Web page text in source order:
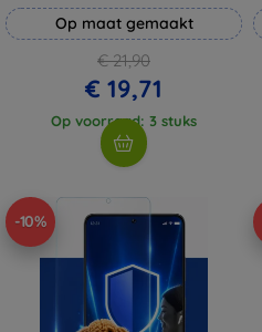
Op maat gemaakt
€ 21,90
€ 19,71
Op voorraad: 3 stuks
-10%